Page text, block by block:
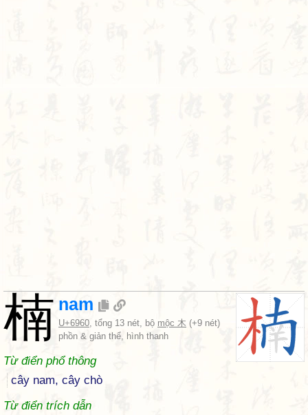
楠 nam
U+6960, tổng 13 nét, bộ mộc 木 (+9 nét)
phồn & giản thể, hình thanh
Từ điển phổ thông
cây nam, cây chò
Từ điển trích dẫn